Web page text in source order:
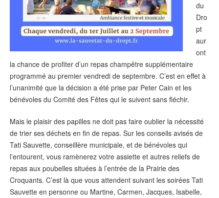
du
Dro
pt
aur
ont
la chance de profiter d’un repas champêtre supplémentaire
programmé au premier vendredi de septembre. C’est en effet à
l’unanimité que la décision a été prise par Peter Cain et les
bénévoles du Comité des Fêtes qui le suivent sans fléchir.
Mais le plaisir des papilles ne doit pas faire oublier la nécessité
de trier ses déchets en fin de repas. Sur les conseils avisés de
Tati Sauvette, conseillère municipale, et de bénévoles qui
l’entourent, vous ramènerez votre assiette et autres reliefs de
repas aux poubelles situées à l’entrée de la Prairie des
Croquants. C’est là que vous attendent suivant les soirées Tati
Sauvette en personne ou Martine, Carmen, Jacques, Isabelle,